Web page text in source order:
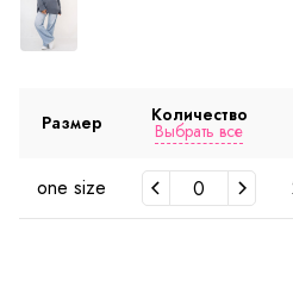
Размер Количество
Выбрать все
one size